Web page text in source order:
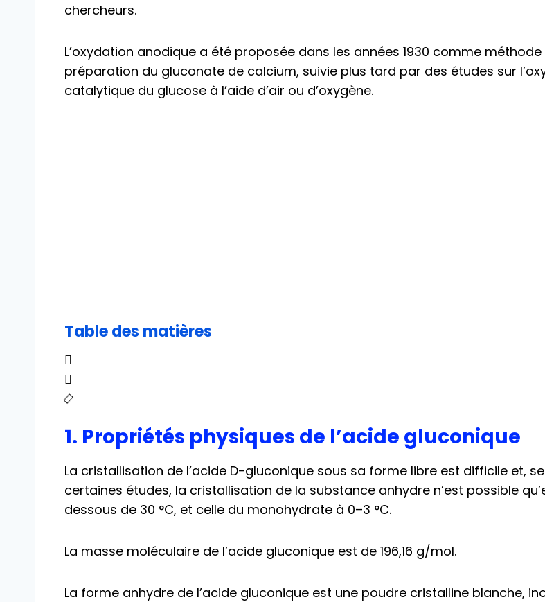
chercheurs.
L’oxydation anodique a été proposée dans les années 1930 comme méthode
préparation du gluconate de calcium, suivie plus tard par des études sur
catalytique du glucose à l’aide d’air ou d’oxygène.
Table des matières
1. Propriétés physiques de l’acide gluconique
La cristallisation de l’acide D-gluconique sous sa forme libre est difficile et,
certaines études, la cristallisation de la substance anhydre n’est possible
dessous de 30 °C, et celle du monohydrate à 0–3 °C.
La masse moléculaire de l’acide gluconique est de 196,16 g/mol.
La forme anhydre de l’acide gluconique est une poudre cristalline blanche,